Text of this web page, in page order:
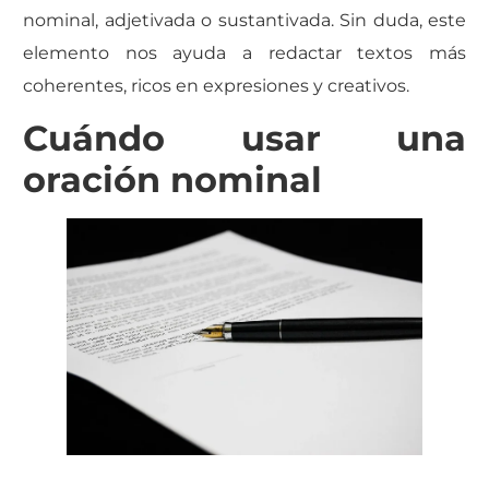
nominal, adjetivada o sustantivada. Sin duda, este
elemento nos ayuda a redactar textos más
coherentes, ricos en expresiones y creativos.
Cuándo usar una
oración nominal